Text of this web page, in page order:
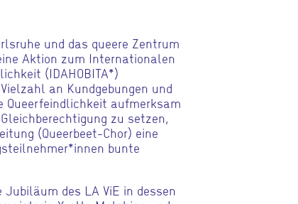
und das queere Zentrum
Aktion zum Internationalen
(IDAHOBITA*)
an Kundgebungen und
Queerfeindlichkeit aufmerksam
zu setzen,
(Queerbeet-Chor) eine
bunte
des LA ViE in dessen